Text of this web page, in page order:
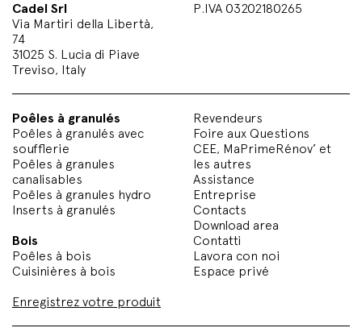
Cadel Srl
Via Martiri della Libertà,
74
31025 S. Lucia di Piave
Treviso, Italy
P.IVA 03202180265
Poêles à granulés
Poêles à granulés avec
soufflerie
Poêles à granules
canalisables
Poêles à granules hydro
Inserts à granulés
Bois
Poêles à bois
Cuisinières à bois
Enregistrez votre produit
Revendeurs
Foire aux Questions
CEE, MaPrimeRénov’ et
les autres
Assistance
Entreprise
Contacts
Download area
Contatti
Lavora con noi
Espace privé